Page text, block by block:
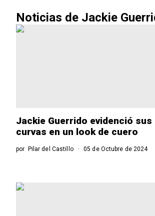
Noticias de Jackie
Jackie Guerrido evidenció sus
curvas en un look de cuero
por Pilar del Castillo 05 de Octubre de 2024